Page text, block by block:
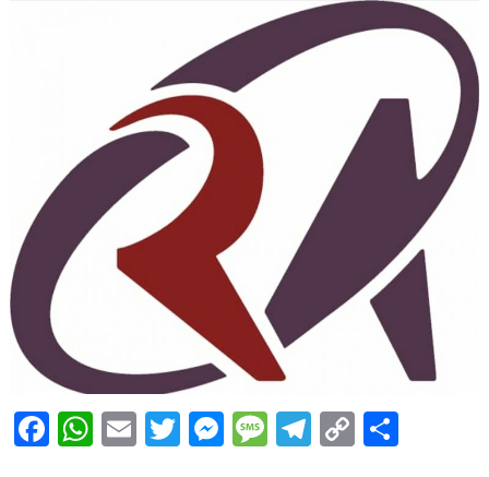
Facebook
WhatsApp
EmailTwitter
Messenger
Message
Telegram
Copy